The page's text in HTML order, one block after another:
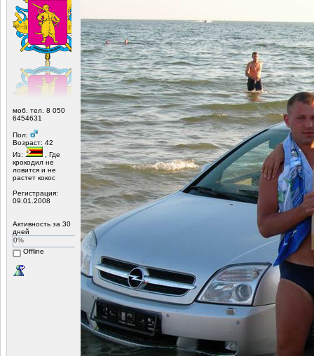
моб. тел. 8 050
6454631
Пол:
Возраст: 42
Из:
, Где
крокодил не
ловится и не
растет кокос
Регистрация:
09.01.2008
Активность за 30
дней
0%
Offline